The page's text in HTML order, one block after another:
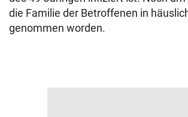
die Familie der Betroffenen in
genommen worden.